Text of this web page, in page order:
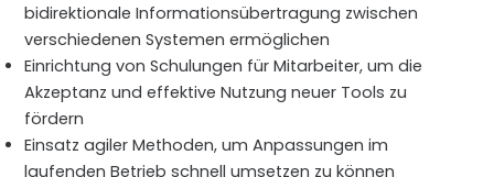
bidirektionale Informationsübertragung zwischen
verschiedenen Systemen ermöglichen
Einrichtung von Schulungen für Mitarbeiter, um die
Akzeptanz und effektive Nutzung neuer Tools zu
fördern
Einsatz agiler Methoden, um Anpassungen im
laufenden Betrieb schnell umsetzen zu können